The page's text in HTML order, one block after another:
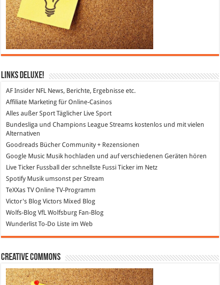
Links DeLuXe!
AF Insider NFL News, Berichte, Ergebnisse etc.
Affiliate Marketing für Online-Casinos
Alles außer Sport Täglicher Live Sport
Bundesliga und Champions League Streams kostenlos und mit vielen
Alternativen
Goodreads Bücher Community + Rezensionen
Google Music Musik hochladen und auf verschiedenen Geräten hören
Live Ticker Fussball
der schnellste Fussi Ticker im Netz
SpotifyMusik umsonst per Stream
TeXXas TVOnline TV-Programm
Victor's Blog Victors Mixed Blog
Wolfs-Blog VfL Wolfsburg Fan-Blog
Wunderlist To-Do Liste im Web
Creative Commons